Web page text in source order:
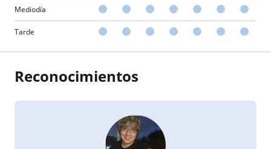
Mediodía
Tarde
Reconocimientos